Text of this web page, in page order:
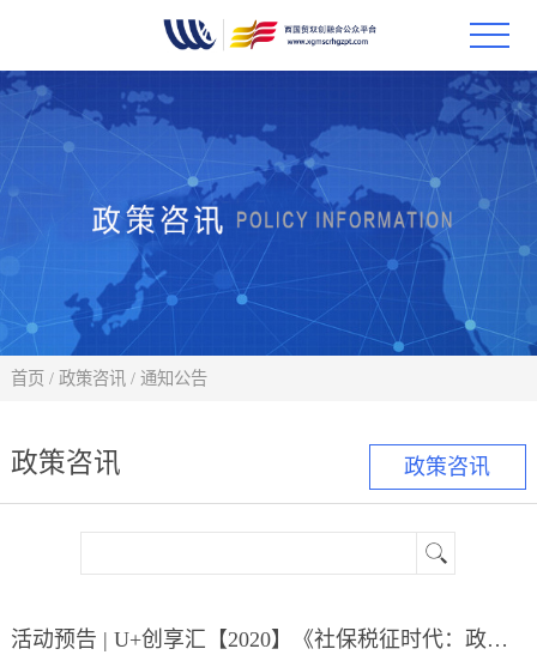
首页
政策
科技
项目
科技
创新
政策咨讯
首页 / 政策咨讯 / 通知公告
政策咨讯
活动预告 | U+创享汇【2020】《社保税征时代：政策研判与成本筹划》主题分享会